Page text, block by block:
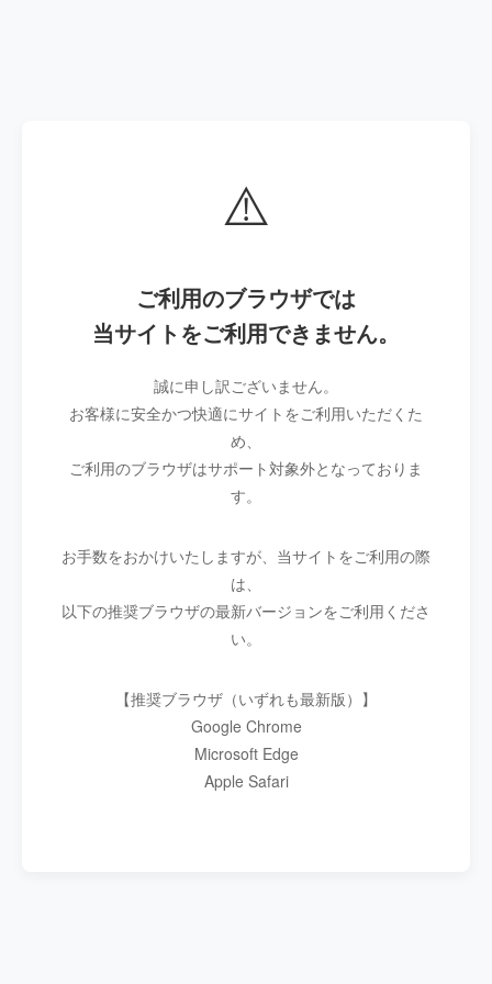
⚠️
ご利用のブラウザでは
当サイトをご利用できません。
誠に申し訳ございません。
お客様に安全かつ快適にサイトをご利用いただくた
め、
ご利用のブラウザはサポート対象外となっておりま
す。
お手数をおかけいたしますが、当サイトをご利用の際
は、
以下の推奨ブラウザの最新バージョンをご利用くださ
い。
【推奨ブラウザ（いずれも最新版）】
Google Chrome
Microsoft Edge
Apple Safari